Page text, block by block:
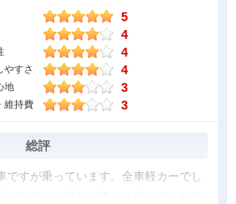
5
4
4
やすさ 4
地 3
維持費 3
総評
ですが乗っています。全車軽カーでし